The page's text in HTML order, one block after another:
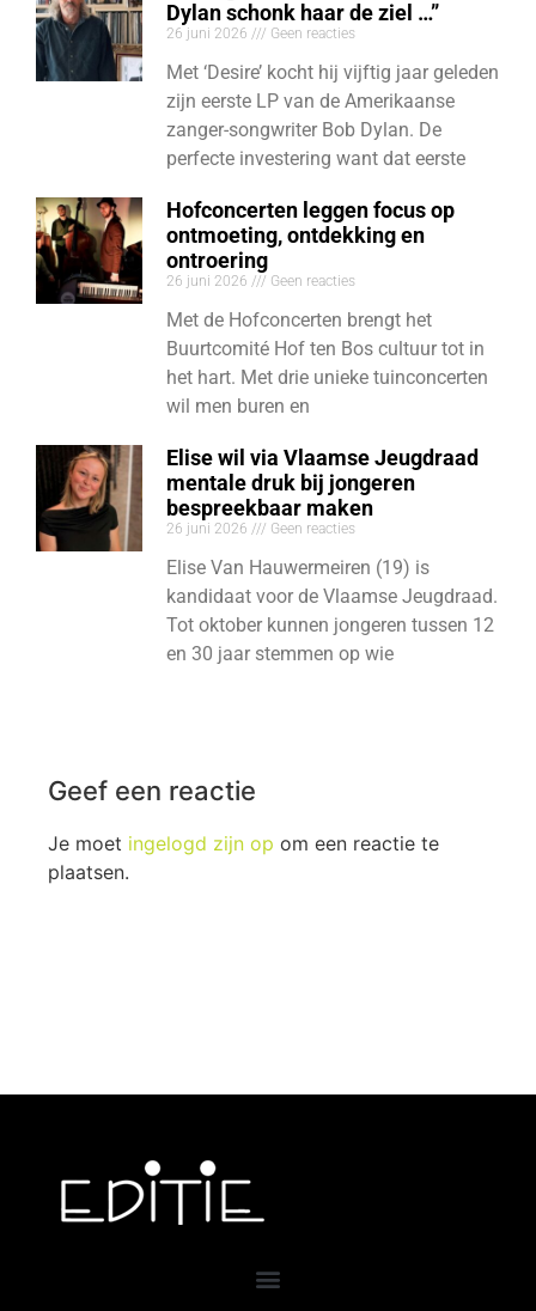
Dylan schonk haar de ziel …”
26 juni 2026 Geen reacties
Met ‘Desire’ kocht hij vijftig jaar geleden
zijn eerste LP van de Amerikaanse
zanger-songwriter Bob Dylan. De
perfecte investering want dat eerste
Hofconcerten leggen focus op
ontmoeting, ontdekking en
ontroering
26 juni 2026 Geen reacties
Met de Hofconcerten brengt het
Buurtcomité Hof ten Bos cultuur tot in
het hart. Met drie unieke tuinconcerten
wil men buren en
Elise wil via Vlaamse Jeugdraad
mentale druk bij jongeren
bespreekbaar maken
26 juni 2026 Geen reacties
Elise Van Hauwermeiren (19) is
kandidaat voor de Vlaamse Jeugdraad.
Tot oktober kunnen jongeren tussen 12
en 30 jaar stemmen op wie
Geef een reactie
Je moet ingelogd zijn op om een reactie te
plaatsen.